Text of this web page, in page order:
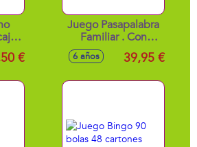
€
Juego Pasapalabra
Familiar . Con
Preguntas
Adaptadas Para El
6 años 39,95 €